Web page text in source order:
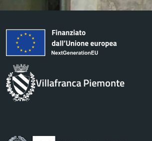
Villafranca Piemonte